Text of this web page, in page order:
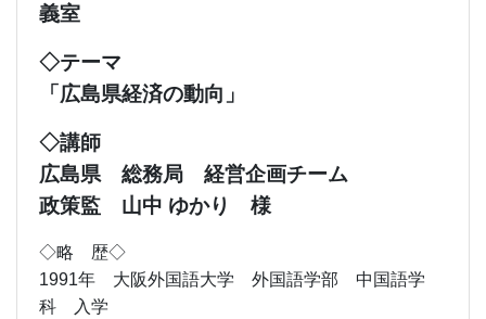
義室
◇テーマ
「広島県経済の動向」
◇講師
広島県 総務局 経営企画チーム
政策監 山中 ゆかり 様
◇略 歴◇
1991年 大阪外国語大学 外国語学部 中国語学
科 入学